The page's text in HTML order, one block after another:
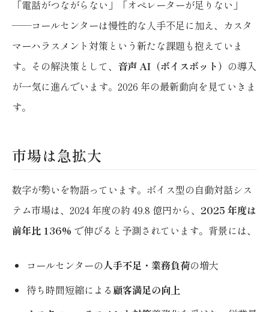
「電話がつながらない」「オペレーターが足りない」
——コールセンターは慢性的な人手不足に加え、カスタ
マーハラスメント対策という新たな課題も抱えていま
す。その解決策として、 音声 AI（ボイスボット） の導入
が一気に進んでいます。2026 年の最新動向を見ていきま
す。
市場は急拡大
数字が勢いを物語っています。ボイス型の自動対話シス
テム市場は、2024 年度の約 49.8 億円から、 2025 年度は
前年比 136% で伸びると予測されています。背景には、
コールセンターの人手不足・業務負荷の増大
待ち時間短縮による 顧客満足の向上